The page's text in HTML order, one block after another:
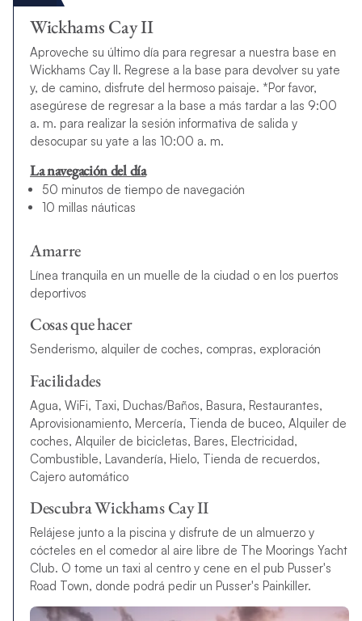
Wickhams Cay II
Aproveche su último día para regresar a nuestra base en
Wickhams Cay II. Regrese a la base para devolver su yate
y, de camino, disfrute del hermoso paisaje. *Por favor,
asegúrese de regresar a la base a más tardar a las 9:00
a. m. para realizar la sesión informativa de salida y
desocupar su yate a las 10:00 a. m.
La navegación del día
50 minutos de tiempo de navegación
10 millas náuticas
Amarre
Línea tranquila en un muelle de la ciudad o en los puertos
deportivos
Cosas que hacer
Senderismo, alquiler de coches, compras, exploración
Facilidades
Agua, WiFi, Taxi, Duchas/Baños, Basura, Restaurantes,
Aprovisionamiento, Mercería, Tienda de buceo, Alquiler de
coches, Alquiler de bicicletas, Bares, Electricidad,
Combustible, Lavandería, Hielo, Tienda de recuerdos,
Cajero automático
Descubra Wickhams Cay II
Relájese junto a la piscina y disfrute de un almuerzo y
cócteles en el comedor al aire libre de The Moorings Yacht
Club. O tome un taxi al centro y cene en el pub Pusser's
Road Town, donde podrá pedir un Pusser's Painkiller.